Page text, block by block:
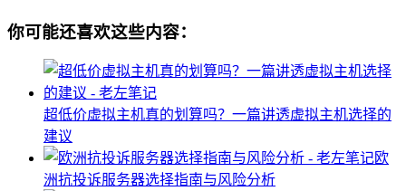
你可能还喜欢这些内容：
超低价虚拟主机真的划算吗？一篇讲透虚拟主机选择的
建议
欧
洲抗投诉服务器选择指南与风险分析